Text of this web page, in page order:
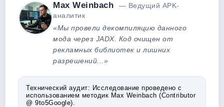
Max Weinbach
— Ведущий APK-
аналитик
«Мы провели декомпиляцию данного
мода через JADX. Код очищен от
рекламных библиотек и лишних
разрешений...»
Технический аудит: Исследование проведено с
использованием методик Max Weinbach (Contributor
@ 9to5Google).